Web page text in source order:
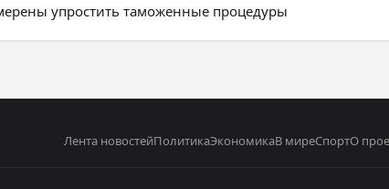
упростить таможенные процедуры
Лента новостейПолитикаЭкономикаВ миреСпортО